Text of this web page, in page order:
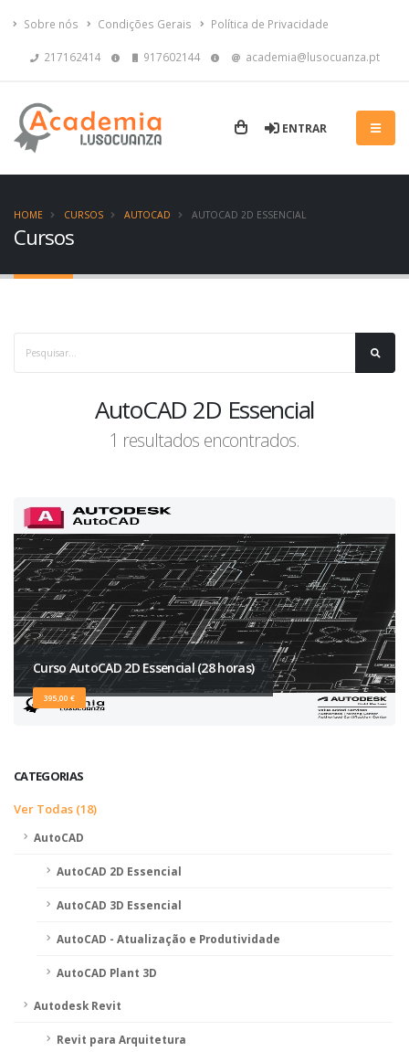
Sobre nós Condições Gerais Política de Privacidade
217162414 917602144 academia@lusocuanza.pt
ENTRAR
Cursos
HOME CURSOS AUTOCAD AUTOCAD 2D ESSENCIAL
AutoCAD 2D Essencial
1 resultados encontrados.
Curso AutoCAD 2D Essencial (28 horas)
395,00 €
CATEGORIAS
Ver Todas (18)
AutoCAD
AutoCAD 2D Essencial
AutoCAD 3D Essencial
AutoCAD - Atualização e Produtividade
AutoCAD Plant 3D
Autodesk Revit
Revit para Arquitetura